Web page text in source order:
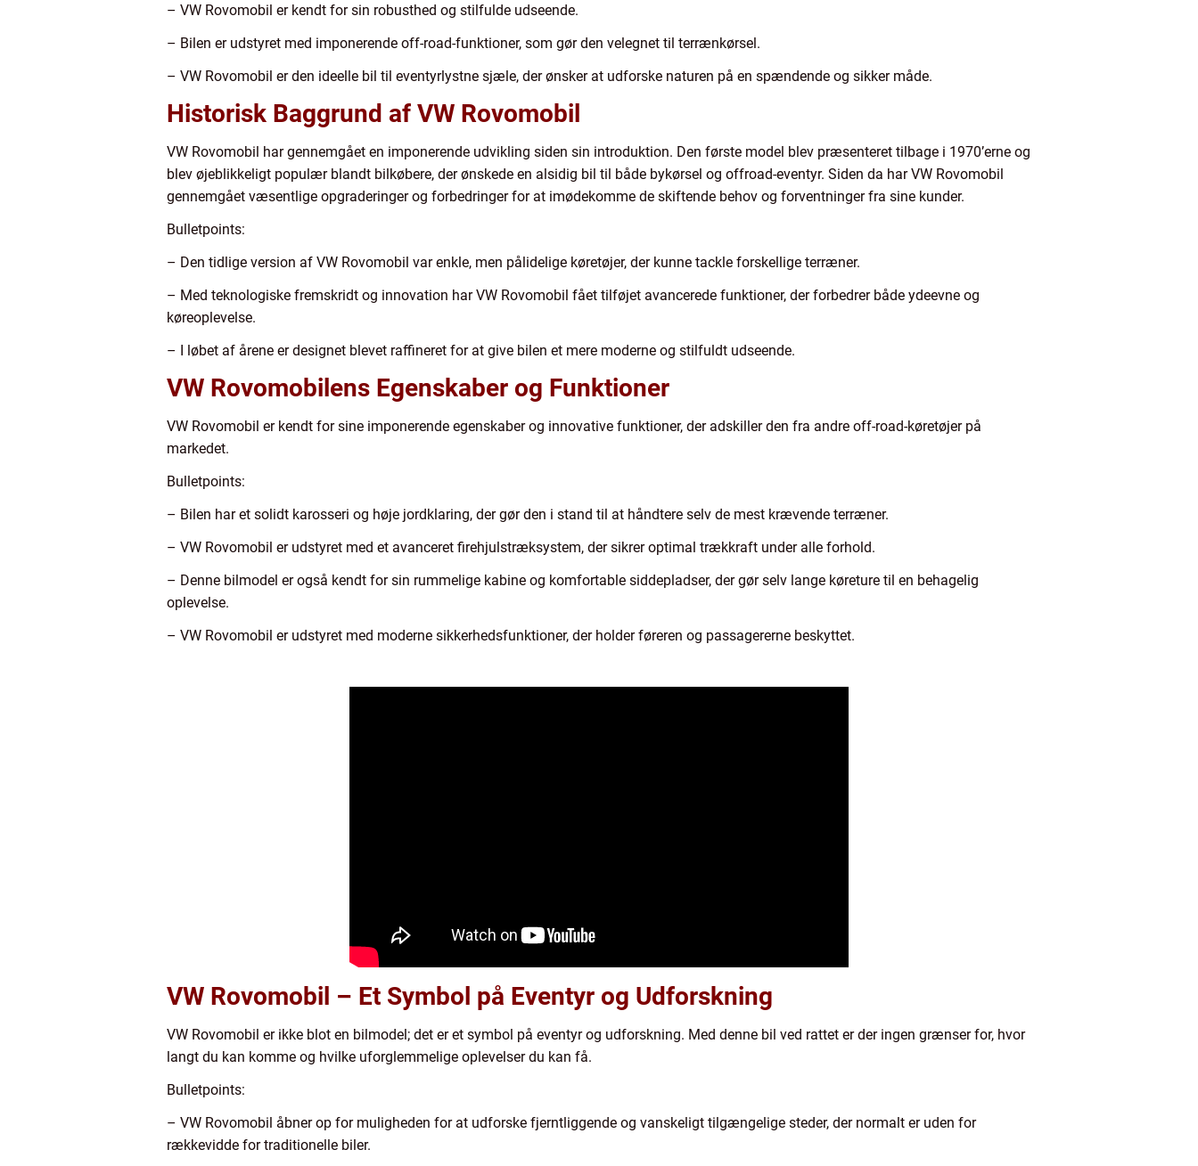
– VW Rovomobil er kendt for sin robusthed og stilfulde udseende.
– Bilen er udstyret med imponerende off-road-funktioner, som gør den velegnet til terrænkørsel.
– VW Rovomobil er den ideelle bil til eventyrlystne sjæle, der ønsker at udforske naturen på en spændende og sikker måde.
Historisk Baggrund af VW Rovomobil
VW Rovomobil har gennemgået en imponerende udvikling siden sin introduktion. Den første model blev præsenteret tilbage i 1970’erne og
blev øjeblikkeligt populær blandt bilkøbere, der ønskede en alsidig bil til både bykørsel og offroad-eventyr. Siden da har VW Rovomobil
gennemgået væsentlige opgraderinger og forbedringer for at imødekomme de skiftende behov og forventninger fra sine kunder.
Bulletpoints:
– Den tidlige version af VW Rovomobil var enkle, men pålidelige køretøjer, der kunne tackle forskellige terræner.
– Med teknologiske fremskridt og innovation har VW Rovomobil fået tilføjet avancerede funktioner, der forbedrer både ydeevne og
køreoplevelse.
– I løbet af årene er designet blevet raffineret for at give bilen et mere moderne og stilfuldt udseende.
VW Rovomobilens Egenskaber og Funktioner
VW Rovomobil er kendt for sine imponerende egenskaber og innovative funktioner, der adskiller den fra andre off-road-køretøjer på
markedet.
Bulletpoints:
– Bilen har et solidt karosseri og høje jordklaring, der gør den i stand til at håndtere selv de mest krævende terræner.
– VW Rovomobil er udstyret med et avanceret firehjulstræksystem, der sikrer optimal trækkraft under alle forhold.
– Denne bilmodel er også kendt for sin rummelige kabine og komfortable siddepladser, der gør selv lange køreture til en behagelig
oplevelse.
– VW Rovomobil er udstyret med moderne sikkerhedsfunktioner, der holder føreren og passagererne beskyttet.
VW Rovomobil – Et Symbol på Eventyr og Udforskning
VW Rovomobil er ikke blot en bilmodel; det er et symbol på eventyr og udforskning. Med denne bil ved rattet er der ingen grænser for, hvor
langt du kan komme og hvilke uforglemmelige oplevelser du kan få.
Bulletpoints:
– VW Rovomobil åbner op for muligheden for at udforske fjerntliggende og vanskeligt tilgængelige steder, der normalt er uden for
rækkevidde for traditionelle biler.